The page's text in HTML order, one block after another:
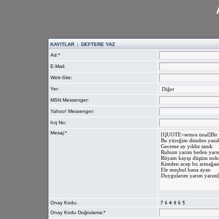
KAYITLAR | DEFTERE YAZ
Ad:*
E-Mail:
Web-Site:
Yer:
MSN Messenger:
Yahoo! Messenger:
Icq No:
Mesaj:*
Onay Kodu:
Onay Kodu Doğrulama:*